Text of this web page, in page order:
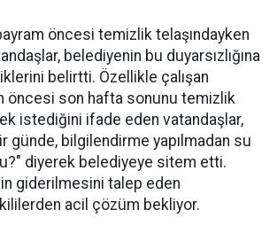
öncesi temizlik telaşındayken
belediyenin bu duyarsızlığına
belirtti. Özellikle çalışan
öncesi son hafta sonunu temizlik
istediğini ifade eden vatandaşlar,
günde, bilgilendirme yapılmadan su
diyerek belediyeye sitem etti.
giderilmesini talep eden
acil çözüm bekliyor.